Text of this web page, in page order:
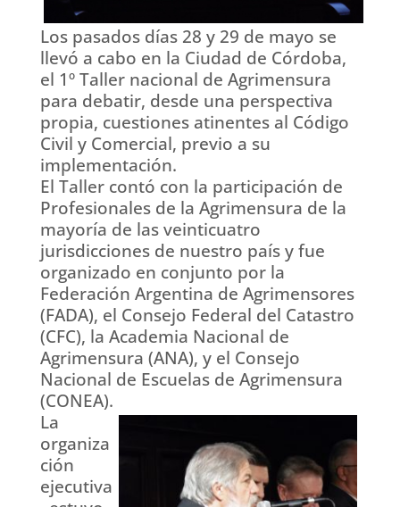
Los pasados días 28 y 29 de mayo se
llevó a cabo en la Ciudad de Córdoba,
el 1º Taller nacional de Agrimensura
para debatir, desde una perspectiva
propia, cuestiones atinentes al Código
Civil y Comercial, previo a su
implementación.
El Taller contó con la participación de
Profesionales de la Agrimensura de la
mayoría de las veinticuatro
jurisdicciones de nuestro país y fue
organizado en conjunto por la
Federación Argentina de Agrimensores
(FADA), el Consejo Federal del Catastro
(CFC), la Academia Nacional de
Agrimensura (ANA), y el Consejo
Nacional de Escuelas de Agrimensura
(CONEA).
La
organiza
ción
ejecutiva